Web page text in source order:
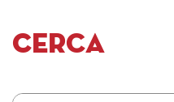
Cerca